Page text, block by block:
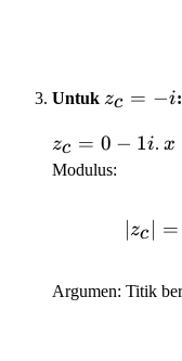
Untuk z_c
i
zc = −i:
z_c
=
zc = 0 − 1i.x
Modulus:
zc =
Argumen: Titik